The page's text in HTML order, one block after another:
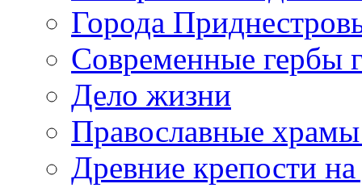
Города
Современные гербы
Дело жизни
Православные
Древние крепости